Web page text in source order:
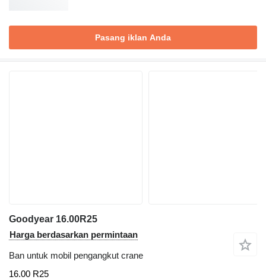
Pasang iklan Anda
Goodyear 16.00R25
Harga berdasarkan permintaan
Ban untuk mobil pengangkut crane
16.00 R25